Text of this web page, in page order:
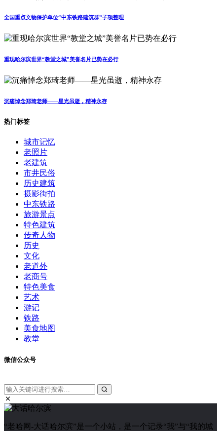
全国重点文物保护单位“中东铁路建筑群”子项整理
重现哈尔滨世界“教堂之城”美誉名片已势在必行
沉痛悼念郑琦老师——星光虽逝，精神永存
热门标签
城市记忆
老照片
老建筑
市井民俗
历史建筑
摄影街拍
中东铁路
旅游景点
特色建筑
传奇人物
历史
文化
老道外
老商号
特色美食
艺术
游记
铁路
美食地图
教堂
微信公众号
“老哈网-大话哈尔滨”是一个小站，是一个记录“我”与“我的城